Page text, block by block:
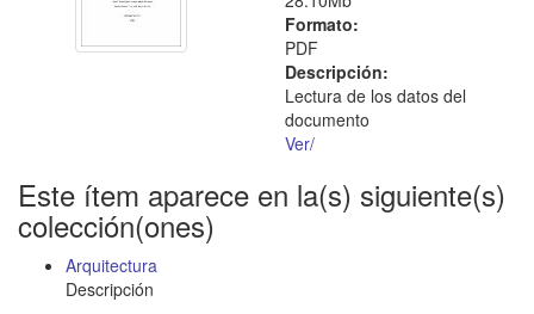
Formato:
PDF
Descripción:
Lectura de los datos del
documento
Ver/
Este ítem aparece en la(s) siguiente(s)
colección(ones)
Arquitectura
Descripción